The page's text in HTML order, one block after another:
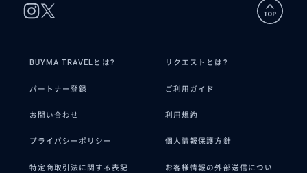
BUYMA TRAVELとは? リクエストとは?
パートナー登録 ご利用ガイド
お問い合わせ 利用規約
プライバシーポリシー 個人情報保護方針
特定商取引法に関する表記 お客様情報の外部送信につい